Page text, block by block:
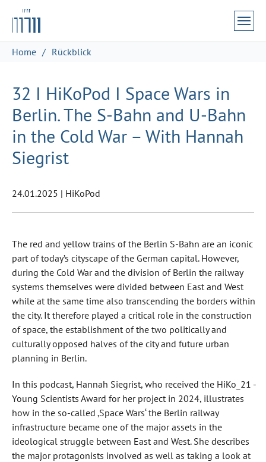
Zum Hauptinhalt springen
Skip to page footer
Sie sind hier:
Home Rückblick
32 I HiKoPod I Space Wars in
Berlin. The S-Bahn and U-Bahn
in the Cold War – With Hannah
Siegrist
24.01.2025 | HiKoPod
The red and yellow trains of the Berlin S-Bahn are an iconic
part of today’s cityscape of the German capital. However,
during the Cold War and the division of Berlin the railway
systems themselves were divided between East and West
while at the same time also transcending the borders within
the city. It therefore played a critical role in the construction
of space, the establishment of the two politically and
culturally opposed halves of the city and future urban
planning in Berlin.
In this podcast, Hannah Siegrist, who received the HiKo_21 -
Young Scientists Award for her project in 2024, illustrates
how in the so-called ‚Space Wars‘ the Berlin railway
infrastructure became one of the major assets in the
ideological struggle between East and West. She describes
the major protagonists involved as well as taking a look at